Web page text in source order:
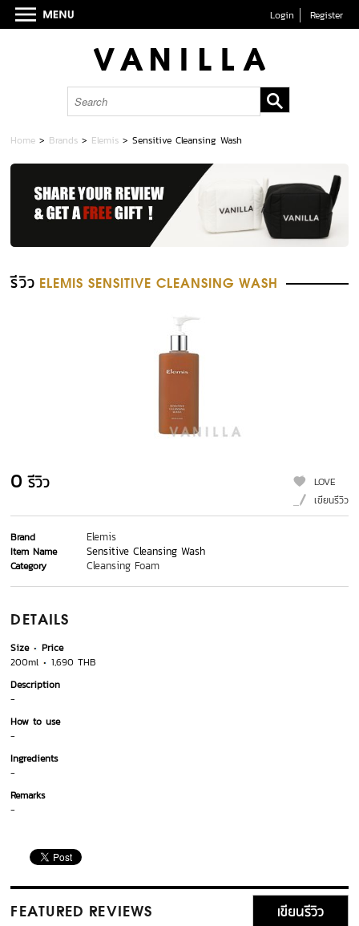
Login Register
Home > Brands > Elemis >Sensitive Cleansing Wash
รีวิว ELEMIS SENSITIVE CLEANSING WASH
0 รีวิว
LOVE
เขียนรีวิว
Brand Elemis
Item Name Sensitive Cleansing Wash
Category Cleansing Foam
DETAILS
Size
Price
200ml
1,690 THB
Description
-
How to use
-
Ingredients
-
Remarks
-
FEATURED REVIEWS เขียนรีวิว